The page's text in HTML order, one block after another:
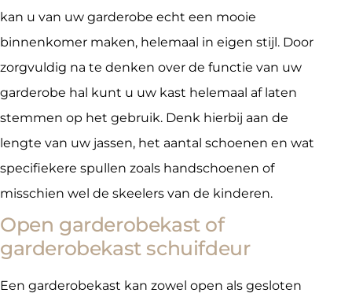
kan u van uw garderobe echt een mooie
binnenkomer maken, helemaal in eigen stijl. Door
zorgvuldig na te denken over de functie van uw
garderobe hal kunt u uw kast helemaal af laten
stemmen op het gebruik. Denk hierbij aan de
lengte van uw jassen, het aantal schoenen en wat
specifiekere spullen zoals handschoenen of
misschien wel de skeelers van de kinderen.
Open garderobekast of
garderobekast schuifdeur
Een garderobekast kan zowel open als gesloten